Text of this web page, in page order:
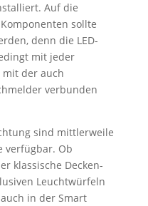
Auf die
sollte
denn die LED-
mit jeder
der auch
verbunden
sind mittlerweile
verfügbar. Ob
klassische Decken-
Leuchtwürfeln
in der Smart